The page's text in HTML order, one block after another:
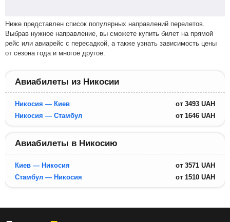
Ниже представлен список популярных направлений перелетов.
Выбрав нужное направление, вы сможете купить билет на прямой
рейс или авиарейс с пересадкой, а также узнать зависимость цены
от сезона года и многое другое.
Авиабилеты из Никосии
Никосия — Киев от 3493 UAH
Никосия — Стамбул
от 1646 UAH
Авиабилеты в Никосию
Киев — Никосия от 3571 UAH
Стамбул — Никосия
от 1510 UAH